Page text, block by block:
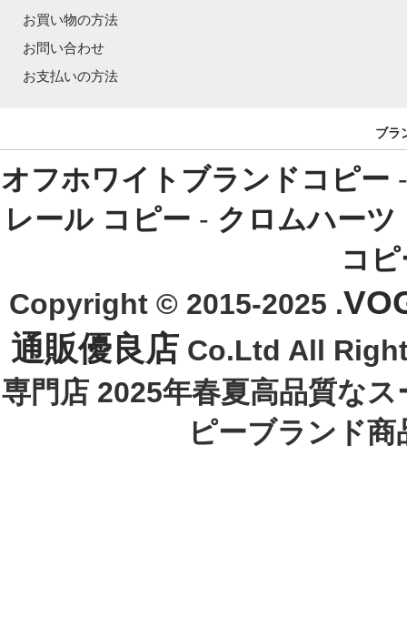
お買い物の方法
お問い合わせ
お支払いの方法
ブラ
オフホワイトブランドコピー
レール コピー - クロムハーツ
コ
Copyright © 2015-2025 .
通販優良店 Co.Ltd All
専門店 2025年春夏高品質な
ピーブランド